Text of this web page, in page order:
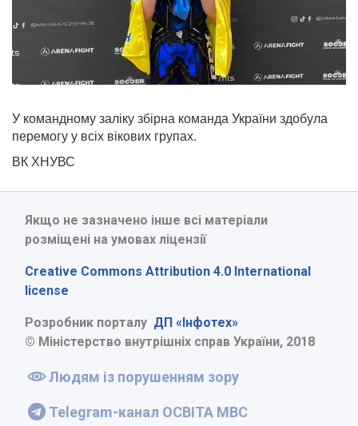
У командному заліку збірна команда України здобула
перемогу у всіх вікових групах.
ВК ХНУВС
Якщо не зазначено інше всі матеріали
розміщені на умовах ліцензії
Creative Commons Attribution 4.0 International
license
Розробник порталу ДП «Інфотех»
© Міністерство внутрішніх справ України, 2018
Людям із порушенням зору
Telegram-канал ОСВІТА МВС